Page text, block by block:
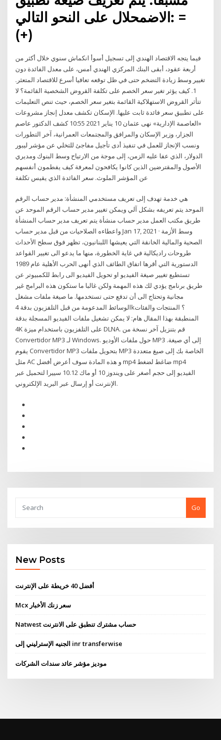
الاضمحلال على النحو التالي: =
(+)
فيما يتجه الاقتصاد الهندي إلى تسجيل أسوأ انكماش سنوي خلال أكثر من
أربعة عقود، أبقى البنك المركزي الهندي أمس، على معدل الفائدة دون
تغيير وسط زيادة التضخم حتى في ظل توقعه تعافيا أسرع للاقتصاد المتعثر.
1. كيف يؤثر تغير سعر الخصم على تكلفة القروض الشخصية القائمة؟ لا
تتأثر القروض الاستهلاكية القائمة بتغير سعر الخصم، حيث تنص التعليمات
على تطبيق سعر فائدة ثابت عليها. الإسكان تكشف معدل إنجاز مشروعات
«العاصمة الإدارية» نهى عثمان 10 يناير 2021 10:55 كشف الدكتور عاصم
الجزار، وزير الإسكان والمرافق والمجتمعات العمرانية، آخر التطورات
ونسب الإنجاز للعمل في تنفيذ أدى تأجيل مفاجئ للتخلي عن مؤشر ليبور
الدولار، الذي عفا عليه الزمن، إلى موجة من الارتياح وسط البنوك ومديري
الأصول والمقترضين الذين كانوا يكافحون لمعرفة كيف يفطمون أنفسهم
عن المؤشر الملوث. سعر الفائدة الذي يقيس تكلفة
هي خدمة تهدف إلى تعريف مستخدمي المنشأة: مدير حساب الرقم
الموحد يتم تعريفه بشكل آلي ويمكن تغيير مدير حساب الرقم الموحد عن
طريق مكتب العمل مدير حساب منشأة يتم تعريف مدير حساب المنشأة
واعطاءه الصلاحيات من قبل مدير حساب Jan 17, 2021 · وسط الأزمة
الصحية والمالية الخانقة التي يعيشها اللبنانيون، تظهر فوق سطح الأحداث
طروحات راديكالية في غاية الخطورة، منها ما يدعو الى تغيير القواعد
الدستورية التي أقرها اتفاق الطائف الذي أنهى الحرب الأهلية عام 1989
تستطيع تغيير صيغة الفيديو او تحويل الفيديو الى رابط للكمبيوتر عن
طريق برنامج يؤدي لك هذه المهمة ولكن غالبا ما ستكون هذه البرامج غير
مجانية وتحتاج الى أن تدفع حتى تستخدمها. ما صيغة ملفات مشغل
الوسائط المدعومة من قبل التلفزيون بدقة 4k؟ المنتجات والفئات
المنطبقة بهذا المقال هام: لا يمكن تشغيل ملفات الفيديو المسجلة بدقة
4K على التلفزيون باستخدام ميزة DLNA. قم بتنزيل آخر نسخة من
Convertidor MP3 لـ Windows. حول ملفات الأوديو MP3 إلى أي صيغة.
يقوم Convertidor MP3 بتحويل ملفات MP3 الخاصة بك إلى صيغ متعددة
مثل AC و هذه المادة سوف أعرض أفضل mp4 ضاغط لضغط mp4
الفيديو إلى حجم أصغر على ويندوز 10 أو ماك 10.12 سييرا لتحميل عبر
الإنترنت أو إرسال عبر البريد الإلكتروني.
Go
New Posts
أفضل 40 خريطة على الإنترنت
Mcx سعر زنك الأخبار
Natwest حساب مشترك تنطبق على الانترنت
الجنيه الإسترليني إلى inr transferwise
موديز مؤشر عائد سندات الشركات